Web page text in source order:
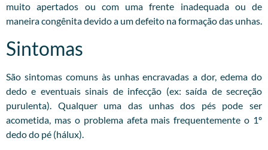
muito apertados ou com uma frente inadequada ou de
maneira congênita devido a um defeito na formação das unhas.
Sintomas
São sintomas comuns às unhas encravadas a dor, edema do
dedo e eventuais sinais de infecção (ex: saída de secreção
purulenta). Qualquer uma das unhas dos pés pode ser
acometida, mas o problema afeta mais frequentemente o 1º
dedo do pé (hálux).